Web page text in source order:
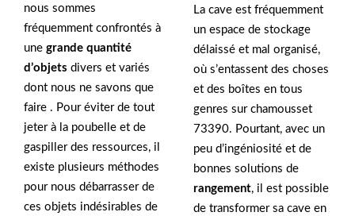
nous sommes
fréquemment confrontés à
une grande quantité
d’objets divers et variés
dont nous ne savons que
faire . Pour éviter de tout
jeter à la poubelle et de
gaspiller des ressources, il
existe plusieurs méthodes
pour nous débarrasser de
ces objets indésirables de
La cave est fréquemment
un espace de stockage
délaissé et mal organisé,
où s’entassent des choses
et des boîtes en tous
genres sur chamousset
73390. Pourtant, avec un
peu d’ingéniosité et de
bonnes solutions de
rangement, il est possible
de transformer sa cave en